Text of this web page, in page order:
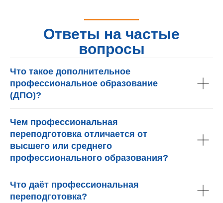
Ответы на частые
вопросы
Что такое дополнительное
профессиональное образование
(ДПО)?
Чем профессиональная
переподготовка отличается от
высшего или среднего
профессионального образования?
Что даёт профессиональная
переподготовка?